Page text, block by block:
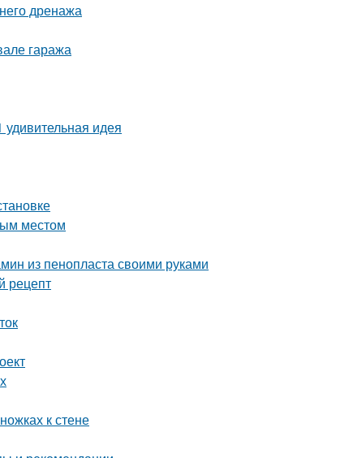
дренажа
гаража
идея
местом
из пенопласта своими руками
рецепт
к стене